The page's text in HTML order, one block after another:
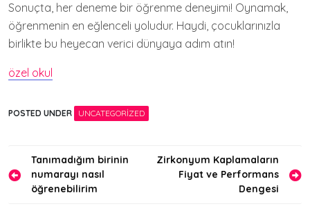
Sonuçta, her deneme bir öğrenme deneyimi! Oynamak,
öğrenmenin en eğlenceli yoludur. Haydi, çocuklarınızla
birlikte bu heyecan verici dünyaya adım atın!
özel okul
POSTED UNDER UNCATEGORIZED
Yazı
gezinmesi
Tanımadığım birinin
numarayı nasıl
öğrenebilirim
Zirkonyum Kaplamaların
Fiyat ve Performans
Dengesi